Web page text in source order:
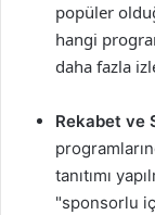
popüler
hangi
daha fazla
Rekabet ve
tanıtımı
"sponsorlu